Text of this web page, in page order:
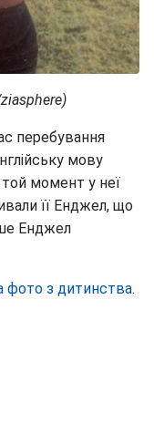
перебування
мову
той момент у неї
її Енджел, що
Енджел
фото з дитинства.